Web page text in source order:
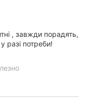
, завжди порадять,
разі потреби!